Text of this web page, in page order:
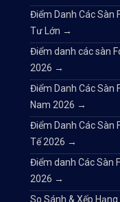
Điểm Danh Các Sàn
Tư Lớn →
Điểm danh các sàn
2026 →
Điểm Danh Các Sàn
Nam 2026 →
Điểm Danh Các Sàn
Tế 2026 →
Điểm danh Các Sàn
2026 →
So Sánh & Xếp